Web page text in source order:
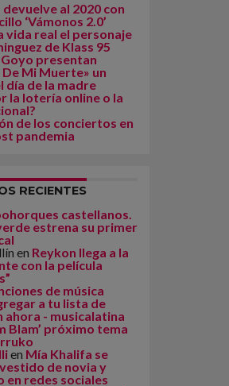
al 2020 con
‘Vámonos 2.0’
vida real el personaje
de Klass 95
Goyo presentan
De Mi Muerte» un
día de la madre
la lotería online o la
de los conciertos en
pandemia
RECIENTES
castellanos.
estrena su primer
en Reykon llega a la
con la película
de música
a tu lista de
ahora - musicalatina
Blam’ próximo tema
en Mía Khalifa se
de novia y
en redes sociales